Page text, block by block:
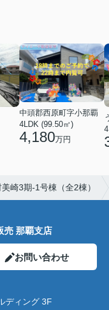
中頭郡西原町字小那覇
4LDK (99.50㎡)
4,180万円
崎3期-1号棟（全2棟）
売 那覇支店
お問い合わせ
ディング 3F